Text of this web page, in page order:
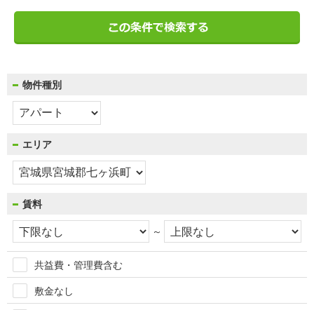
物件種別
エリア
賃料
～
共益費・管理費含む
敷金なし